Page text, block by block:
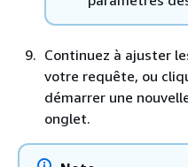
Continuez à ajuster
votre requête, ou
démarrer une
onglet.